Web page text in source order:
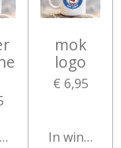
mok
logo
€ 6,95
In